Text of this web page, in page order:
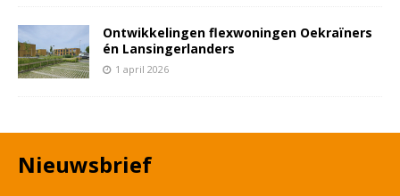
Ontwikkelingen flexwoningen Oekraïners
én Lansingerlanders
1 april 2026
Nieuwsbrief